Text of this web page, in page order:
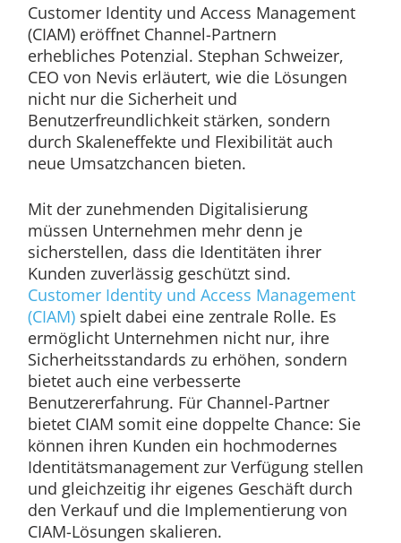
Customer Identity und Access Management
(CIAM) eröffnet Channel-Partnern
erhebliches Potenzial. Stephan Schweizer,
CEO von Nevis erläutert, wie die Lösungen
nicht nur die Sicherheit und
Benutzerfreundlichkeit stärken, sondern
durch Skaleneffekte und Flexibilität auch
neue Umsatzchancen bieten.
Mit der zunehmenden Digitalisierung
müssen Unternehmen mehr denn je
sicherstellen, dass die Identitäten ihrer
Kunden zuverlässig geschützt sind.
Customer Identity und Access Management
(CIAM)spielt dabei eine zentrale Rolle. Es
ermöglicht Unternehmen nicht nur, ihre
Sicherheitsstandards zu erhöhen, sondern
bietet auch eine verbesserte
Benutzererfahrung. Für Channel-Partner
bietet CIAM somit eine doppelte Chance: Sie
können ihren Kunden ein hochmodernes
Identitätsmanagement zur Verfügung stellen
und gleichzeitig ihr eigenes Geschäft durch
den Verkauf und die Implementierung von
CIAM-Lösungen skalieren.